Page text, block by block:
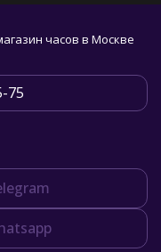
часов в Москве
75